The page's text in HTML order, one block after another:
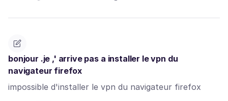
bonjour .je ,' arrive pas a installer le vpn du
navigateur firefox
impossible d'installer le vpn du navigateur firefox